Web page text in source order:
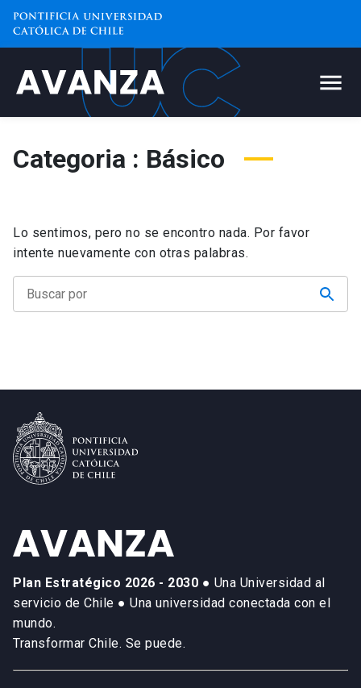
Categoria : Básico
Lo sentimos, pero no se encontro nada. Por favor
intente nuevamente con otras palabras.
Plan Estratégico 2026 - 2030 ● Una Universidad al
servicio de Chile ● Una universidad conectada con el
mundo.
Transformar Chile. Se puede.